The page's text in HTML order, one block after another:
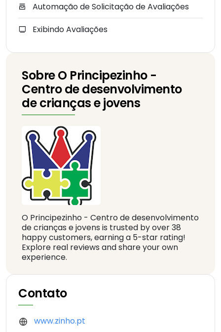
Automação de Solicitação de Avaliações
Exibindo Avaliações
Sobre O Principezinho -
Centro de desenvolvimento
de crianças e jovens
O Principezinho - Centro de desenvolvimento
de crianças e jovens is trusted by over 38
happy customers, earning a 5-star rating!
Explore real reviews and share your own
experience.
Contato
www.zinho.pt